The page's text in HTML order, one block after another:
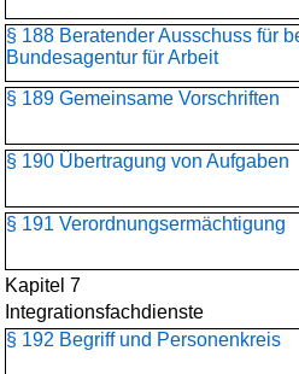
§ 188 Beratender Ausschuss für
Bundesagentur für Arbeit
§ 189 Gemeinsame Vorschriften
§ 190 Übertragung von Aufgaben
§ 191 Verordnungsermächtigung
Kapitel 7
Integrationsfachdienste
§ 192 Begriff und Personenkreis